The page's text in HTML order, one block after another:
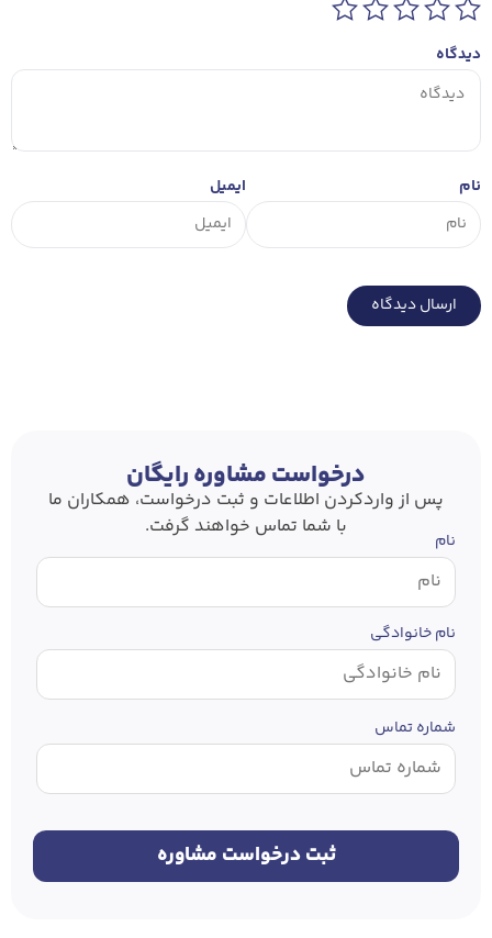
دیدگاه
نام ایمیل
درخواست مشاوره رایگان
پس از وارد‌کردن اطلاعات و ثبت درخواست، همکاران ما
با شما تماس خواهند گرفت.
نام
نام خانوادگی
شماره تماس